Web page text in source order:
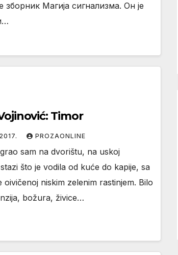
зборник Магија сигнализма. Он је
Senka Vojinović: Timor
PROZAONLINE
sam na dvorištu, na uskoj
što je vodila od kuće do kapije, sa
oivičenoj niskim zelenim rastinjem. Bilo
božura, živice…